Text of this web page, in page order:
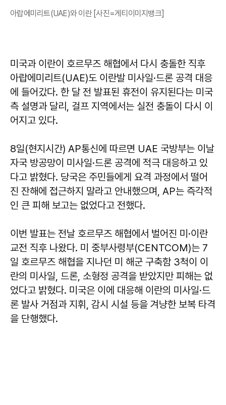
아랍에미리트(UAE)와 이란 [사진=게티이미지뱅크]
미국과 이란이 호르무즈 해협에서 다시 충돌한 직후
아랍에미리트(UAE)도 이란발 미사일·드론 공격 대응
에 들어갔다. 한 달 전 발표된 휴전이 유지된다는 미국
측 설명과 달리, 걸프 지역에서는 실전 충돌이 다시 이
어지고 있다.
8일(현지시간) AP통신에 따르면 UAE 국방부는 이날
자국 방공망이 미사일·드론 공격에 적극 대응하고 있
다고 밝혔다. 당국은 주민들에게 요격 과정에서 떨어
진 잔해에 접근하지 말라고 안내했으며, AP는 즉각적
인 큰 피해 보고는 없었다고 전했다.
이번 발표는 전날 호르무즈 해협에서 벌어진 미·이란
교전 직후 나왔다. 미 중부사령부(CENTCOM)는 7
일 호르무즈 해협을 지나던 미 해군 구축함 3척이 이
란의 미사일, 드론, 소형정 공격을 받았지만 피해는 없
었다고 밝혔다. 미국은 이에 대응해 이란의 미사일·드
론 발사 거점과 지휘, 감시 시설 등을 겨냥한 보복 타격
을 단행했다.